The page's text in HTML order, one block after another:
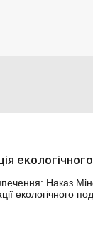
"Про затвердження
Аналітика: Порядок заповнення